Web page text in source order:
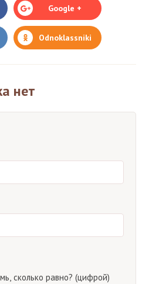
Google +
Odnoklassniki
нет
сколько равно? (цифрой)